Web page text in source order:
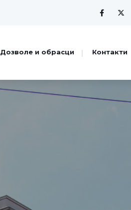
Дозволе и обрасци Контакти